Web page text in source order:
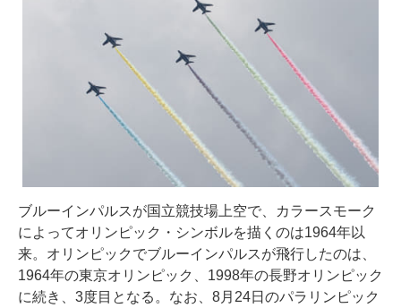
ブルーインパルスが国立競技場上空で、カラースモーク
によってオリンピック・シンボルを描くのは1964年以
来。オリンピックでブルーインパルスが飛行したのは、
1964年の東京オリンピック、1998年の長野オリンピック
に続き、3度目となる。なお、8月24日のパラリンピック